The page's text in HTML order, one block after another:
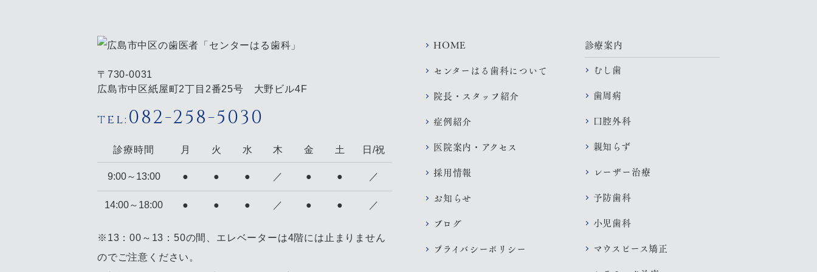
〒730-0031
広島市中区紙屋町2丁目2番25号 大野ビル4F
tel: 082-258-5030
診療時間 月 火 水 木 金 土 日/祝
9:00～ 13:00 ● ● ● ／ ● ● ／
14:00～ 18:00 ● ● ● ／ ● ● ／
※13：00～13：50の間、エレベーターは4階には止まりません
のでご注意ください。
HOME
センターはる歯科について
院長・スタッフ紹介
症例紹介
医院案内・アクセス
採用情報
お知らせ
ブログ
プライバシーポリシー
診療案内
むし歯
歯周病
口腔外科
親知らず
レーザー治療
予防歯科
小児歯科
マウスピース矯正